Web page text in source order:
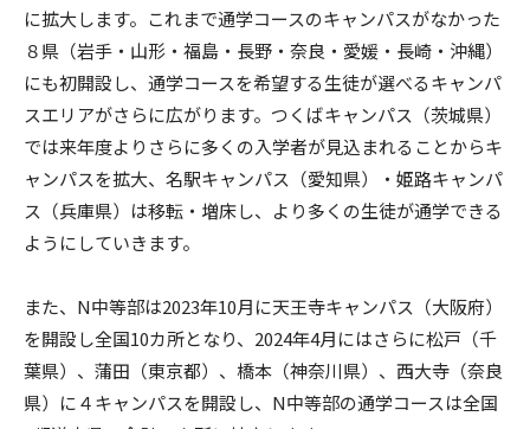
に拡大します。これまで通学コースのキャンパスがなかった
８県（岩手・山形・福島・長野・奈良・愛媛・長崎・沖縄）
にも初開設し、通学コースを希望する生徒が選べるキャンパ
スエリアがさらに広がります。つくばキャンパス（茨城県）
では来年度よりさらに多くの入学者が見込まれることからキ
ャンパスを拡大、名駅キャンパス（愛知県）・姫路キャンパ
ス（兵庫県）は移転・増床し、より多くの生徒が通学できる
ようにしていきます。
また、N中等部は2023年10月に天王寺キャンパス（大阪府）
を開設し全国10カ所となり、2024年4月にはさらに松戸（千
葉県）、蒲田（東京都）、橋本（神奈川県）、西大寺（奈良
県）に４キャンパスを開設し、N中等部の通学コースは全国